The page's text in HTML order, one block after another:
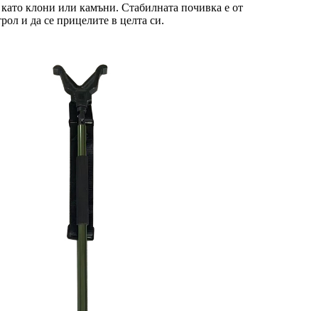
клони или камъни. Стабилната почивка е от
и да се прицелите в целта си.